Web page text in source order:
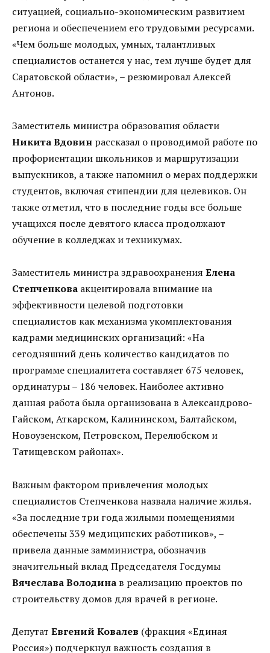
ситуацией, социально-экономическим развитием
региона и обеспечением его трудовыми ресурсами.
«Чем больше молодых, умных, талантливых
специалистов останется у нас, тем лучше будет для
Саратовской области», – резюмировал Алексей
Антонов.
Заместитель министра образования области
Никита Вдовин рассказал о проводимой работе по
профориентации школьников и маршрутизации
выпускников, а также напомнил о мерах поддержки
студентов, включая стипендии для целевиков. Он
также отметил, что в последние годы все больше
учащихся после девятого класса продолжают
обучение в колледжах и техникумах.
Заместитель министра здравоохранения Елена
Степченкова акцентировала внимание на
эффективности целевой подготовки
специалистов как механизма укомплектования
кадрами медицинских организаций: «На
сегодняшний день количество кандидатов по
программе специалитета составляет 675 человек,
ординатуры – 186 человек. Наиболее активно
данная работа была организована в Александрово-
Гайском, Аткарском, Калининском, Балтайском,
Новоузенском, Петровском, Перелюбском и
Татищевском районах».
Важным фактором привлечения молодых
специалистов Степченкова назвала наличие жилья.
«За последние три года жилыми помещениями
обеспечены 339 медицинских работников», –
привела данные замминистра, обозначив
значительный вклад Председателя Госдумы
Вячеслава Володина в реализацию проектов по
строительству домов для врачей в регионе.
Депутат Евгений Ковалев (фракция «Единая
Россия») подчеркнул важность создания в